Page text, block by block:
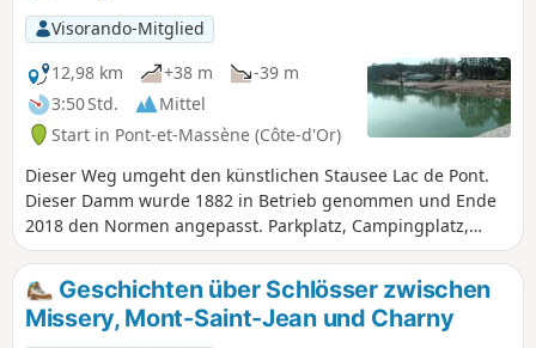
Visorando-Mitglied
12,98 km
+38 m
-39 m
3:50 Std.
Mittel
Start in Pont-et-Massène (Côte-d'Or)
Dieser Weg umgeht den künstlichen Stausee Lac de Pont.
Dieser Damm wurde 1882 in Betrieb genommen und Ende
2018 den Normen angepasst. Parkplatz, Campingplatz,
Restaurant, Strand und Freizeitanlage sind aktuell. Über
eine Fußgängerbrücke und Treppen gelangt man zum
Deich und zum Weg am rechten Ufer. Weitere Änderungen
aufgrund der Dürre von 2018 sind in Arbeit. Am 11. Oktober
Geschichten über Schlösser zwischen
Missery, Mont-Saint-Jean und Charny